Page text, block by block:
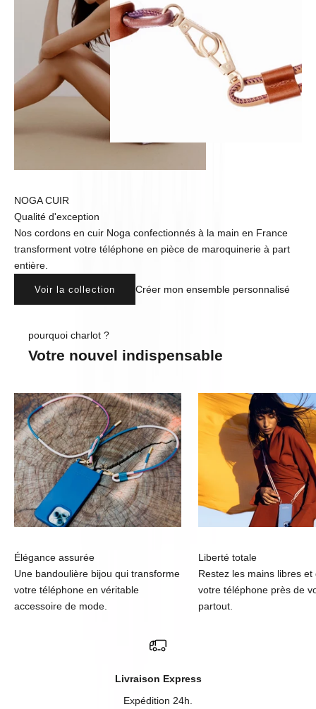
NOGA CUIR
Qualité d'exception
Nos cordons en cuir Noga confectionnés à la main en France
transforment votre téléphone en pièce de maroquinerie à part
entière.
Voir la collection Créer mon ensemble personnalisé
pourquoi charlot ?
Votre nouvel indispensable
Élégance assurée
Une bandoulière bijou qui transforme
votre téléphone en véritable
accessoire de mode.
Liberté totale
Restez les mains libres et
votre téléphone près de
partout.
Livraison Express
Expédition 24h.